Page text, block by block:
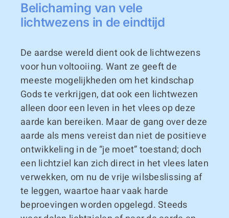
Belichaming van vele
lichtwezens in de eindtijd
De aardse wereld dient ook de lichtwezens
voor hun voltooiing. Want ze geeft de
meeste mogelijkheden om het kindschap
Gods te verkrijgen, dat ook een lichtwezen
alleen door een leven in het vlees op deze
aarde kan bereiken. Maar de gang over deze
aarde als mens vereist dan niet de positieve
ontwikkeling in de “je moet” toestand; doch
een lichtziel kan zich direct in het vlees laten
verwekken, om nu de vrije wilsbeslissing af
te leggen, waartoe haar vaak harde
beproevingen worden opgelegd. Steeds